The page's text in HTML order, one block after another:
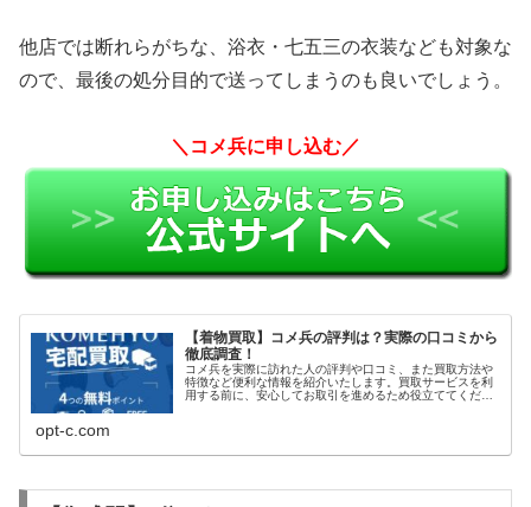
他店では断れらがちな、浴衣・七五三の衣装なども対象な
ので、最後の処分目的で送ってしまうのも良いでしょう。
＼コメ兵に申し込む／
【着物買取】コメ兵の評判は？実際の口コミから
徹底調査！
コメ兵を実際に訪れた人の評判や口コミ、また買取方法や
特徴など便利な情報を紹介いたします。買取サービスを利
用する前に、安心してお取引を進めるため役立ててくださ
opt-c.com